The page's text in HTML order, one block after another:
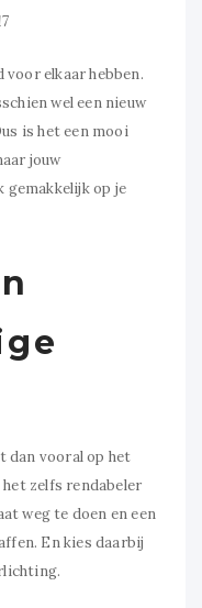
voor elkaar hebben.
wel een nieuw
is het een mooi
jouw
gemakkelijk op je
dan vooral op het
zelfs rendabeler
weg te doen en een
En kies daarbij